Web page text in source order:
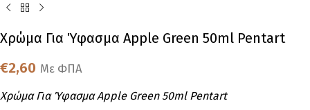
Χρώμα Για Ύφασμα Apple Green 50ml Pentart
€2,60 Με ΦΠΑ
Χρώμα Για Ύφασμα Apple Green 50ml Pentart